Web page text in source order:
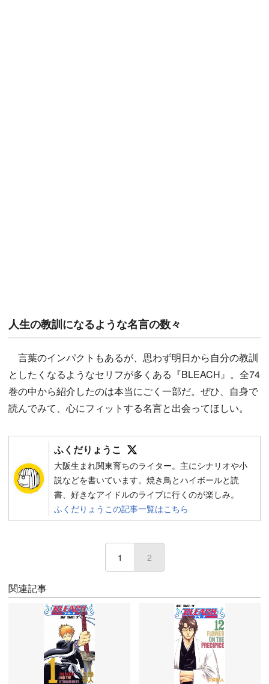
人生の教訓になるような名言の数々
言葉のインパクトもあるが、思わず明日から自分の教訓
としたくなるようなセリフが多くある『BLEACH』。全74
巻の中から紹介したのは本当にごく一部だ。ぜひ、自身で
読んでみて、心にフィットする名言と出会ってほしい。
ふくだりょうこ
大阪生まれ関東育ちのライター。主にシナリオや小
説などを書いています。焼き鳥とハイボールと読
書、好きなアイドルのライブに行くのが楽しみ。
ふくだりょうこの記事一覧はこちら
1 2
関連記事